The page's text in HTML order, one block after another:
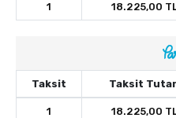
1 18.225,00
Taksit Taksit
1 18.225,00